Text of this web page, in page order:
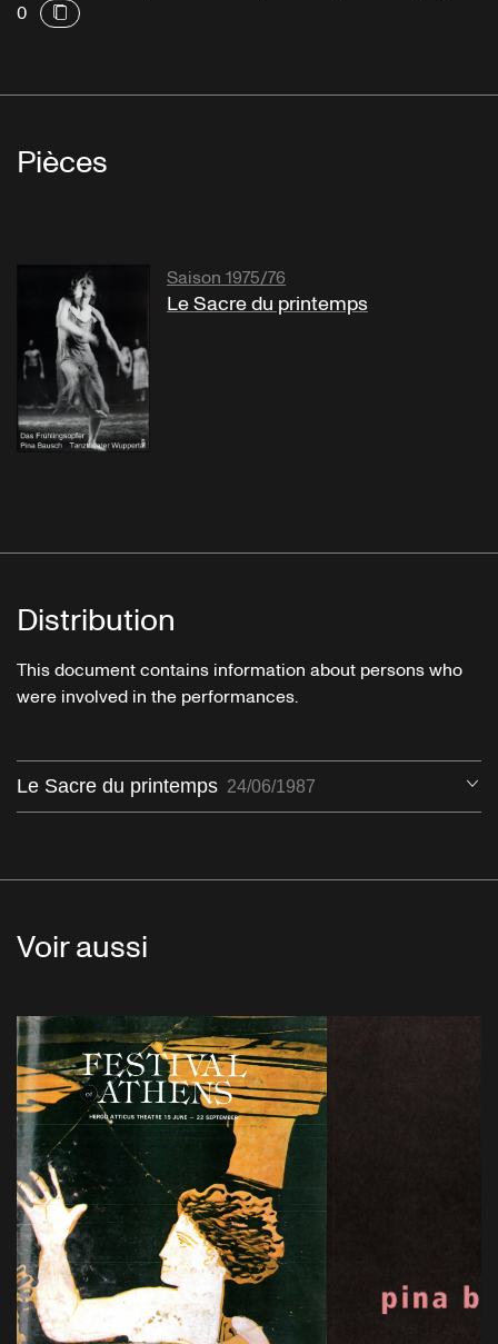
0
Pièces
Saison 1975/76
Le Sacre du printemps
Distribution
This document contains information about persons who
were involved in the performances.
Le Sacre du printemps 24/06/1987
Voir aussi